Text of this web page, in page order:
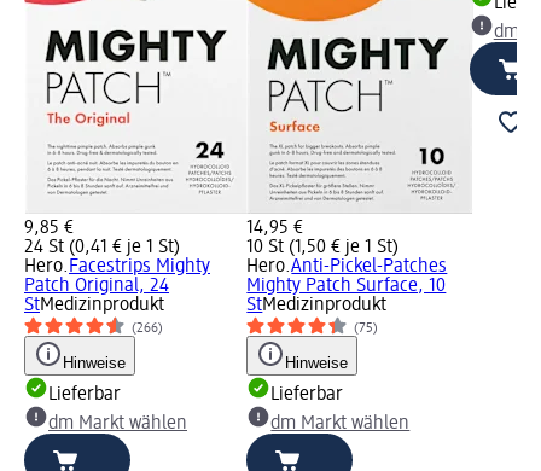
9,85 €
24 St (0,41 € je 1 St)
Hero.Facestrips Mighty
Patch Original, 24
StMedizinprodukt
(266)
Hinweise
Lieferbar
dm Markt wählen
14,95 €
10 St (1,50 € je 1 St)
Hero.Anti-Pickel-Patches
Mighty Patch Surface, 10
StMedizinprodukt
(75)
Hinweise
Lieferbar
dm Markt wählen
dm